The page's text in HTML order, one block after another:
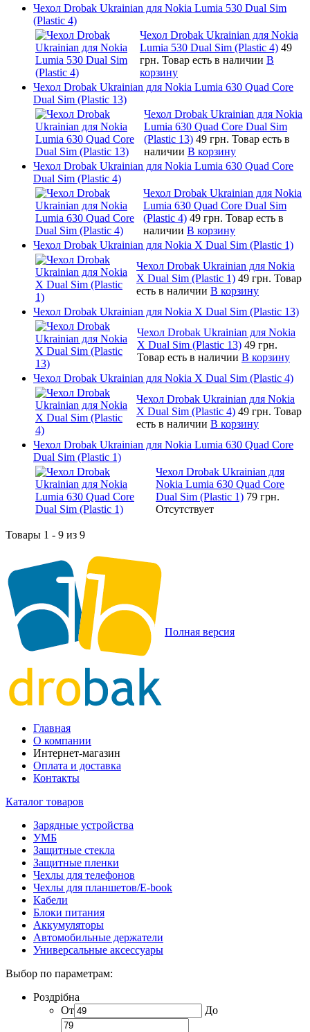
Чехол Drobak Ukrainian для Nokia Lumia 530 Dual Sim
(Plastic 4)
Чехол Drobak Ukrainian для Nokia
Lumia 530 Dual Sim (Plastic 4) 49
грн. Товар есть в наличии В
корзину
Чехол Drobak Ukrainian для Nokia Lumia 630 Quad Core
Dual Sim (Plastic 13)
Чехол Drobak Ukrainian для Nokia
Lumia 630 Quad Core Dual Sim
(Plastic 13) 49 грн. Товар есть в
наличии В корзину
Чехол Drobak Ukrainian для Nokia Lumia 630 Quad Core
Dual Sim (Plastic 4)
Чехол Drobak Ukrainian для Nokia
Lumia 630 Quad Core Dual Sim
(Plastic 4) 49 грн. Товар есть в
наличии В корзину
Чехол Drobak Ukrainian для Nokia X Dual Sim (Plastic 1)
Чехол Drobak Ukrainian для Nokia
X Dual Sim (Plastic 1) 49 грн. Товар
есть в наличии В корзину
Чехол Drobak Ukrainian для Nokia X Dual Sim (Plastic 13)
Чехол Drobak Ukrainian для Nokia
X Dual Sim (Plastic 13) 49 грн.
Товар есть в наличии В корзину
Чехол Drobak Ukrainian для Nokia X Dual Sim (Plastic 4)
Чехол Drobak Ukrainian для Nokia
X Dual Sim (Plastic 4) 49 грн. Товар
есть в наличии В корзину
Чехол Drobak Ukrainian для Nokia Lumia 630 Quad Core
Dual Sim (Plastic 1)
Чехол Drobak Ukrainian для
Nokia Lumia 630 Quad Core
Dual Sim (Plastic 1) 79 грн.
Отсутствует
Товары 1 - 9 из 9
Полная версия
Главная
О компании
Интернет-магазин
Оплата и доставка
Контакты
Каталог товаров
Зарядные устройства
УМБ
Защитные стекла
Защитные пленки
Чехлы для телефонов
Чехлы для планшетов/E-book
Кабели
Блоки питания
Аккумуляторы
Автомобильные держатели
Универсальные аксессуары
Выбор по параметрам:
Роздрібна
От
До